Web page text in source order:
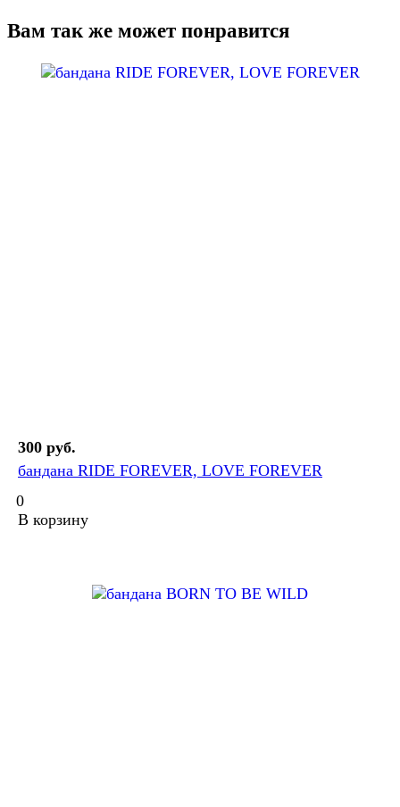
Вам так же может понравится
300 руб.
бандана RIDE FOREVER, LOVE FOREVER
0
В корзину